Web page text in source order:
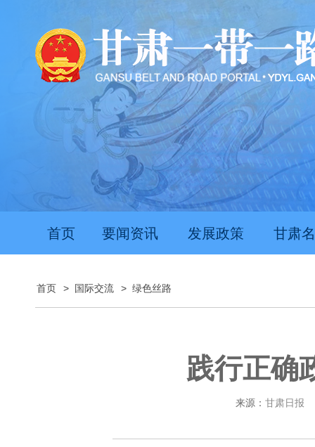
首页 要闻资讯 发展政策 甘肃
首页 > 国际交流 > 绿色丝路
践行正确
来源： 甘肃日报